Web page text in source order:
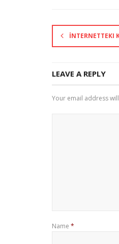
İNTERNETTEKI
LEAVE A REPLY
Your email address
Name *